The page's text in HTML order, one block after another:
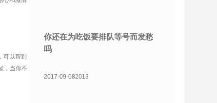
你还在为吃饭要排队等号而发愁
吗
2017-09-082013
可以帮到
，当你不